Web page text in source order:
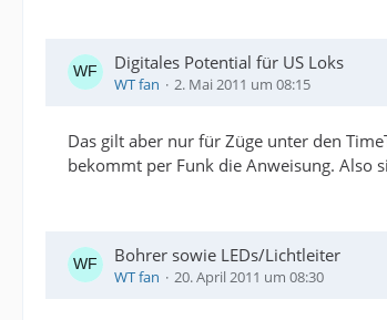
Digitales Potential für US Loks
WT fan 2. Mai 2011 um 08:15
Das gilt aber nur für Züge unter den
bekommt per Funk die Anweisung. Also
Bohrer sowie LEDs/Lichtleiter
WT fan 20. April 2011 um 08:30